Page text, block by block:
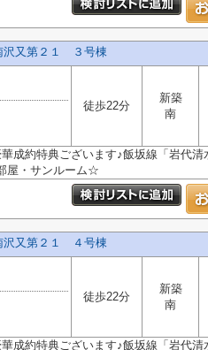
沢又第２１ ３号棟
徒歩22分
新築
南
約特典ございます♪飯坂線「岩代清
屋・サンルーム☆
沢又第２１ ４号棟
徒歩22分
新築
南
約特典ございます♪飯坂線「岩代清